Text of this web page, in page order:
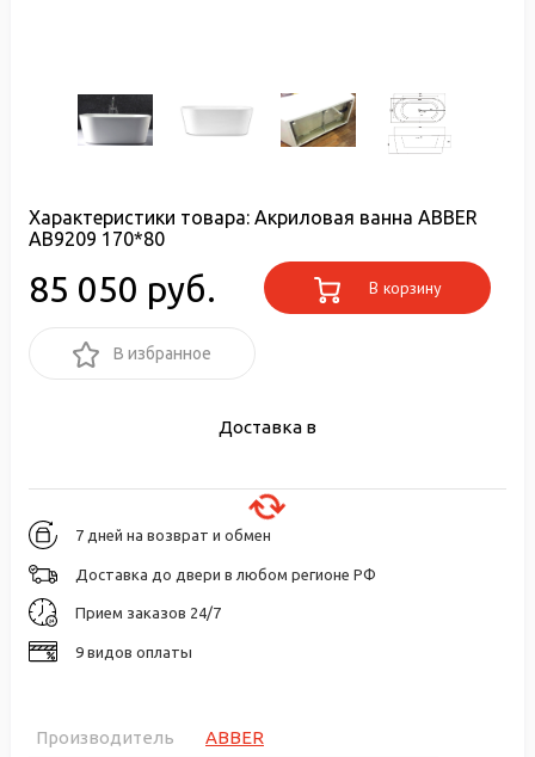
Характеристики товара: Акриловая ванна ABBER
AB9209 170*80
85 050 руб. В корзину
В избранное
Доставка в
7 дней на возврат и обмен
Доставка до двери в любом регионе РФ
Прием заказов 24/7
9 видов оплаты
Производитель
ABBER